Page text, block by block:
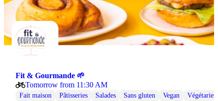
Fit & Gourmande 🌱
Tomorrow from 11:30 AM
Fait maison Pâtisseries Salades Sans gluten Vegan